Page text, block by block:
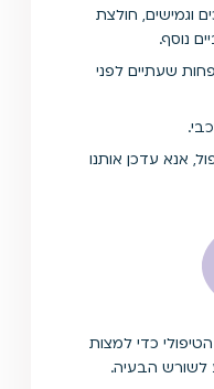
וגמישים, חולצת
שעתיים לפני
אנא עדכן אותנו
כדי למצות
לשורש הבעיה.